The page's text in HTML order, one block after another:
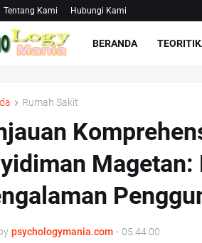
Tentang Kami Hubungi Kami
BERANDA
Rumah Sakit
by psychologymania.com - 05.44.00